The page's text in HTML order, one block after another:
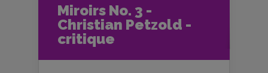
Miroirs No. 3 -
Christian Petzold -
critique
Accueil
Cinéma
Critiques et fiches films
Miroirs No. 3 - Christian Petzold -
critique